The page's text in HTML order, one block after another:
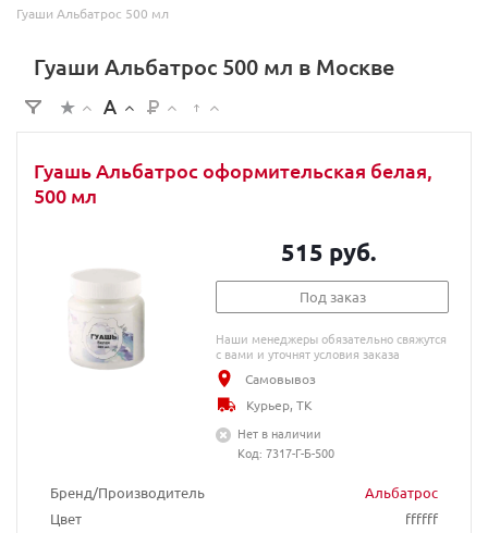
Гуаши Альбатрос 500 мл
Гуаши Альбатрос 500 мл в Москве
Гуашь Альбатрос оформительская белая,
500 мл
Бренд/Производитель
Альбатрос
Цвет
ffffff
515 руб.
Под заказ
Наши менеджеры обязательно свяжутся
с вами и уточнят условия заказа
Самовывоз
Курьер, ТК
Нет в наличии
Код: 7317-Г-Б-500